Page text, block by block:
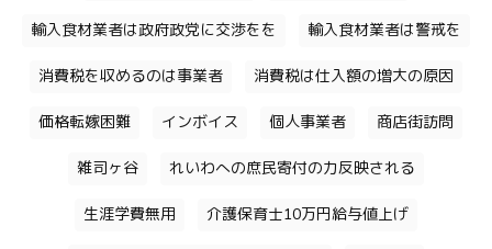
輸入食材業者は政府政党に交渉をを 輸入食材業者は警戒を
消費税を収めるのは事業者 消費税は仕入額の増大の原因
価格転嫁困難 インボイス 個人事業者 商店街訪問
雑司ヶ谷 れいわへの庶民寄付の力反映される
生涯学費無用 介護保育士10万円給与値上げ